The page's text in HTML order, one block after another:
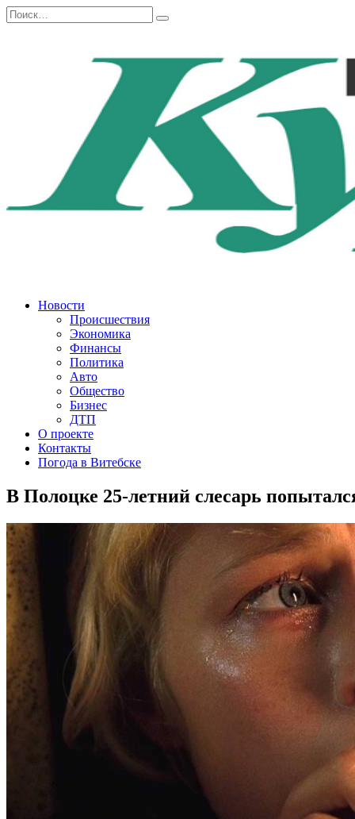
Перейти
к
Search
for:
Новости
Происшествия
Экономика
Финансы
Политика
Авто
Общество
Бизнес
ДТП
О проекте
Контакты
Погода в Витебске
В Полоцке 25-летний слесарь